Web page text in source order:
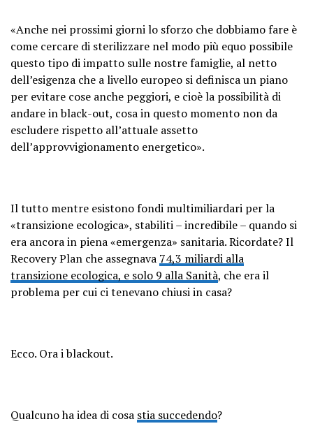
«Anche nei prossimi giorni lo sforzo che dobbiamo fare è
come cercare di sterilizzare nel modo più equo possibile
questo tipo di impatto sulle nostre famiglie, al netto
dell’esigenza che a livello europeo si definisca un piano
per evitare cose anche peggiori, e cioè la possibilità di
andare in black-out, cosa in questo momento non da
escludere rispetto all’attuale assetto
dell’approvvigionamento energetico».
Il tutto mentre esistono fondi multimiliardari per la
«transizione ecologica», stabiliti – incredibile – quando si
era ancora in piena «emergenza» sanitaria. Ricordate? Il
Recovery Plan che assegnava 74,3 miliardi alla
transizione ecologica, e solo 9 alla Sanità, che era il
problema per cui ci tenevano chiusi in casa?
Ecco. Ora i blackout.
Qualcuno ha idea di cosa stia succedendo?